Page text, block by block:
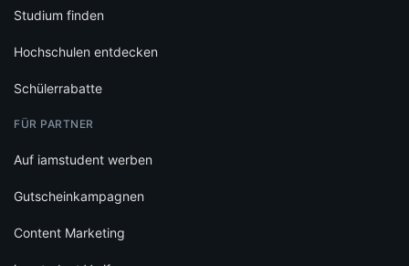
Studium finden
Hochschulen entdecken
Schülerrabatte
FÜR PARTNER
Auf iamstudent werben
Gutscheinkampagnen
Content Marketing